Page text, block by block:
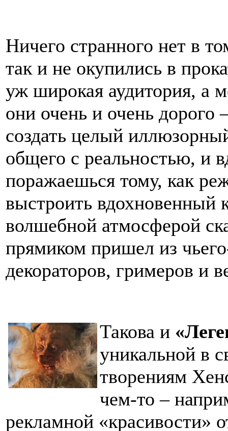
Ничего странного нет в
так и не окупились в
уж широкая аудитория, а
они очень и очень дорого
создать целый
общего с реальностью, и
поражаешься тому, как
выстроить вдохновенный
волшебной атмосферой
прямиком пришел из
декораторов, гримеров и
Такова и
уникальной в
творениям
чем-то –
рекламной «красивости»